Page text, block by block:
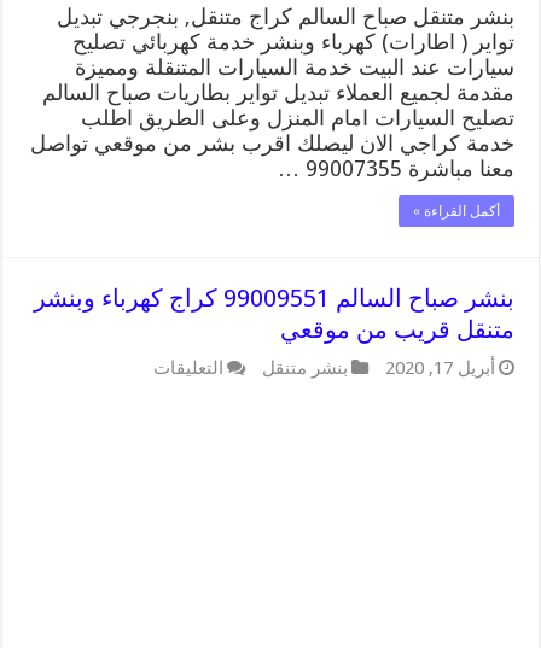
مغلقة
بنشر متنقل صباح السالم كراج متنقل, بنجرجي تبديل
تواير ( اطارات) كهرباء وبنشر خدمة كهربائي تصليح
سيارات عند البيت خدمة السيارات المتنقلة ومميزة
مقدمة لجميع العملاء تبديل تواير بطاريات صباح السالم
تصليح السيارات امام المنزل وعلى الطريق اطلب
خدمة كراجي الان ليصلك اقرب بشر من موقعي تواصل
معنا مباشرة 99007355 …
أكمل القراءة »
بنشر صباح السالم 99009551 كراج كهرباء وبنشر
متنقل قريب من موقعي
أبريل 17, 2020 بنشر متنقل التعليقات